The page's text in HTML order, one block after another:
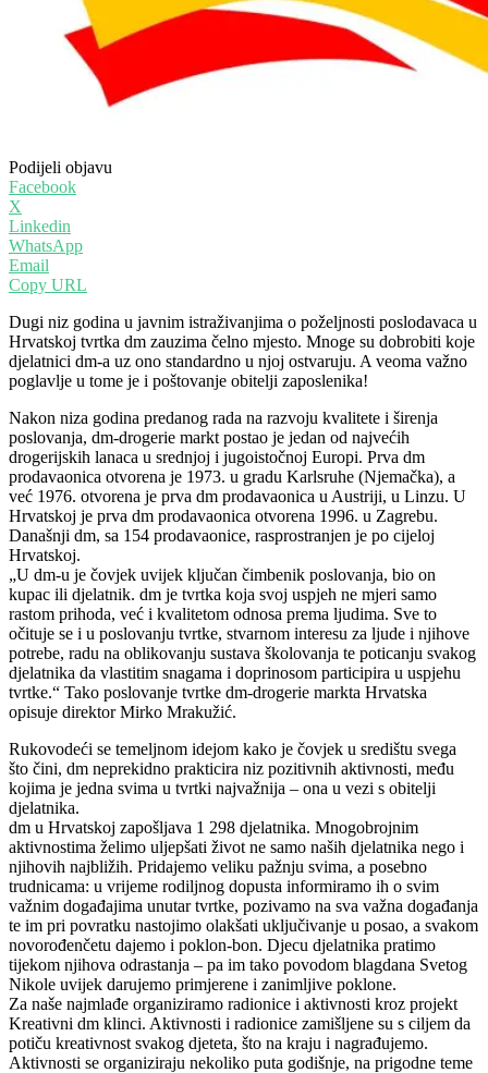
Podijeli objavu
Facebook
X
Linkedin
WhatsApp
Email
Copy URL
Dugi niz godina u javnim istraživanjima o poželjnosti poslodavaca u
Hrvatskoj tvrtka dm zauzima čelno mjesto. Mnoge su dobrobiti koje
djelatnici dm-a uz ono standardno u njoj ostvaruju. A veoma važno
poglavlje u tome je i poštovanje obitelji zaposlenika!
Nakon niza godina predanog rada na razvoju kvalitete i širenja
poslovanja, dm-drogerie markt postao je jedan od najvećih
drogerijskih lanaca u srednjoj i jugoistočnoj Europi. Prva dm
prodavaonica otvorena je 1973. u gradu Karlsruhe (Njemačka), a
već 1976. otvorena je prva dm prodavaonica u Austriji, u Linzu. U
Hrvatskoj je prva dm prodavaonica otvorena 1996. u Zagrebu.
Današnji dm, sa 154 prodavaonice, rasprostranjen je po cijeloj
Hrvatskoj.
„U dm-u je čovjek uvijek ključan čimbenik poslovanja, bio on
kupac ili djelatnik. dm je tvrtka koja svoj uspjeh ne mjeri samo
rastom prihoda, već i kvalitetom odnosa prema ljudima. Sve to
očituje se i u poslovanju tvrtke, stvarnom interesu za ljude i njihove
potrebe, radu na oblikovanju sustava školovanja te poticanju svakog
djelatnika da vlastitim snagama i doprinosom participira u uspjehu
tvrtke.“ Tako poslovanje tvrtke dm-drogerie markta Hrvatska
opisuje direktor Mirko Mrakužić.
Rukovodeći se temeljnom idejom kako je čovjek u središtu svega
što čini, dm neprekidno prakticira niz pozitivnih aktivnosti, među
kojima je jedna svima u tvrtki najvažnija – ona u vezi s obitelji
djelatnika.
dm u Hrvatskoj zapošljava 1 298 djelatnika. Mnogobrojnim
aktivnostima želimo uljepšati život ne samo naših djelatnika nego i
njihovih najbližih. Pridajemo veliku pažnju svima, a posebno
trudnicama: u vrijeme rodiljnog dopusta informiramo ih o svim
važnim događajima unutar tvrtke, pozivamo na sva važna događanja
te im pri povratku nastojimo olakšati uključivanje u posao, a svakom
novorođenčetu dajemo i poklon-bon. Djecu djelatnika pratimo
tijekom njihova odrastanja – pa im tako povodom blagdana Svetog
Nikole uvijek darujemo primjerene i zanimljive poklone.
Za naše najmlađe organiziramo radionice i aktivnosti kroz projekt
Kreativni dm klinci. Aktivnosti i radionice zamišljene su s ciljem da
potiču kreativnost svakog djeteta, što na kraju i nagrađujemo.
Aktivnosti se organiziraju nekoliko puta godišnje, na prigodne teme